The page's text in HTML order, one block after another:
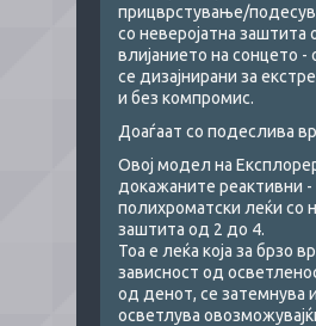
прицврстување/
со неверојатна заштита
влијанието на сонцето -
се дизајнирани за
и без компромис.
Доаѓаат со подеслива
Овој модел на
докажаните реактивни -
полихроматски леќи со
заштита од 2 до 4.
Тоа е леќа која за брзо
зависност од
од денот, се затемнува
осветлува